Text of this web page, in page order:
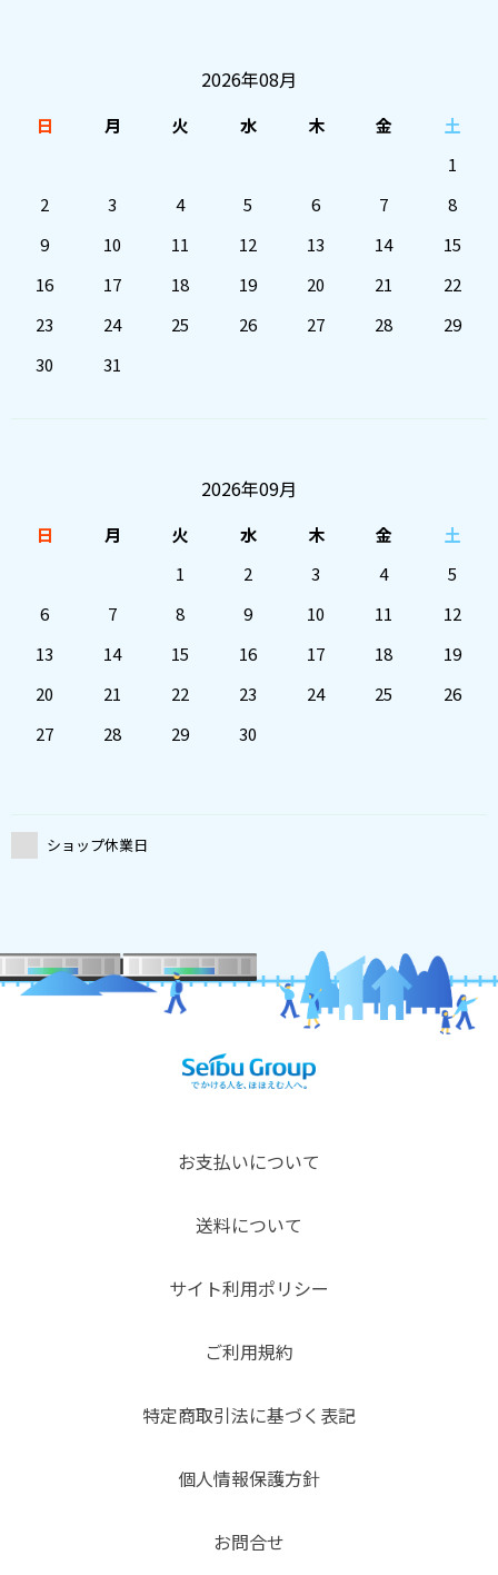
2026年08月
日 月 火 水 木 金
土
1
2
3 4 5 6 7
8
9
10 11 12 13 14
15
16
17 18 19 20 21
22
23
24 25 26 27 28
29
30
31
2026年09月
日 月 火 水 木 金
土
1
2 3 4
5
6
7 8 9 10 11
12
13
14 15 16 17 18
19
20
21 22 23 24 25
26
27
28 29 30
ショップ休業日
お支払いについて
送料について
サイト利用ポリシー
ご利用規約
特定商取引法に基づく表記
個人情報保護方針
お問合せ